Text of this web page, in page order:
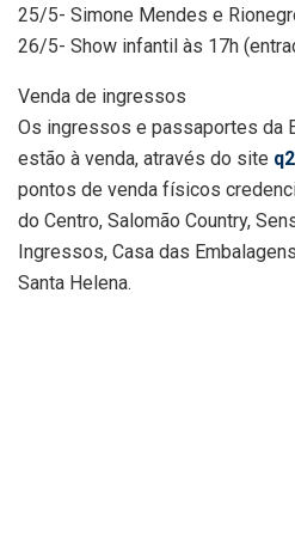
25/5- Simone Mendes e
26/5- Show infantil às 17h
Venda de ingressos
Os ingressos e passaportes da
estão à venda, através do site
pontos de venda físicos
do Centro, Salomão Country,
Ingressos, Casa das
Santa Helena.